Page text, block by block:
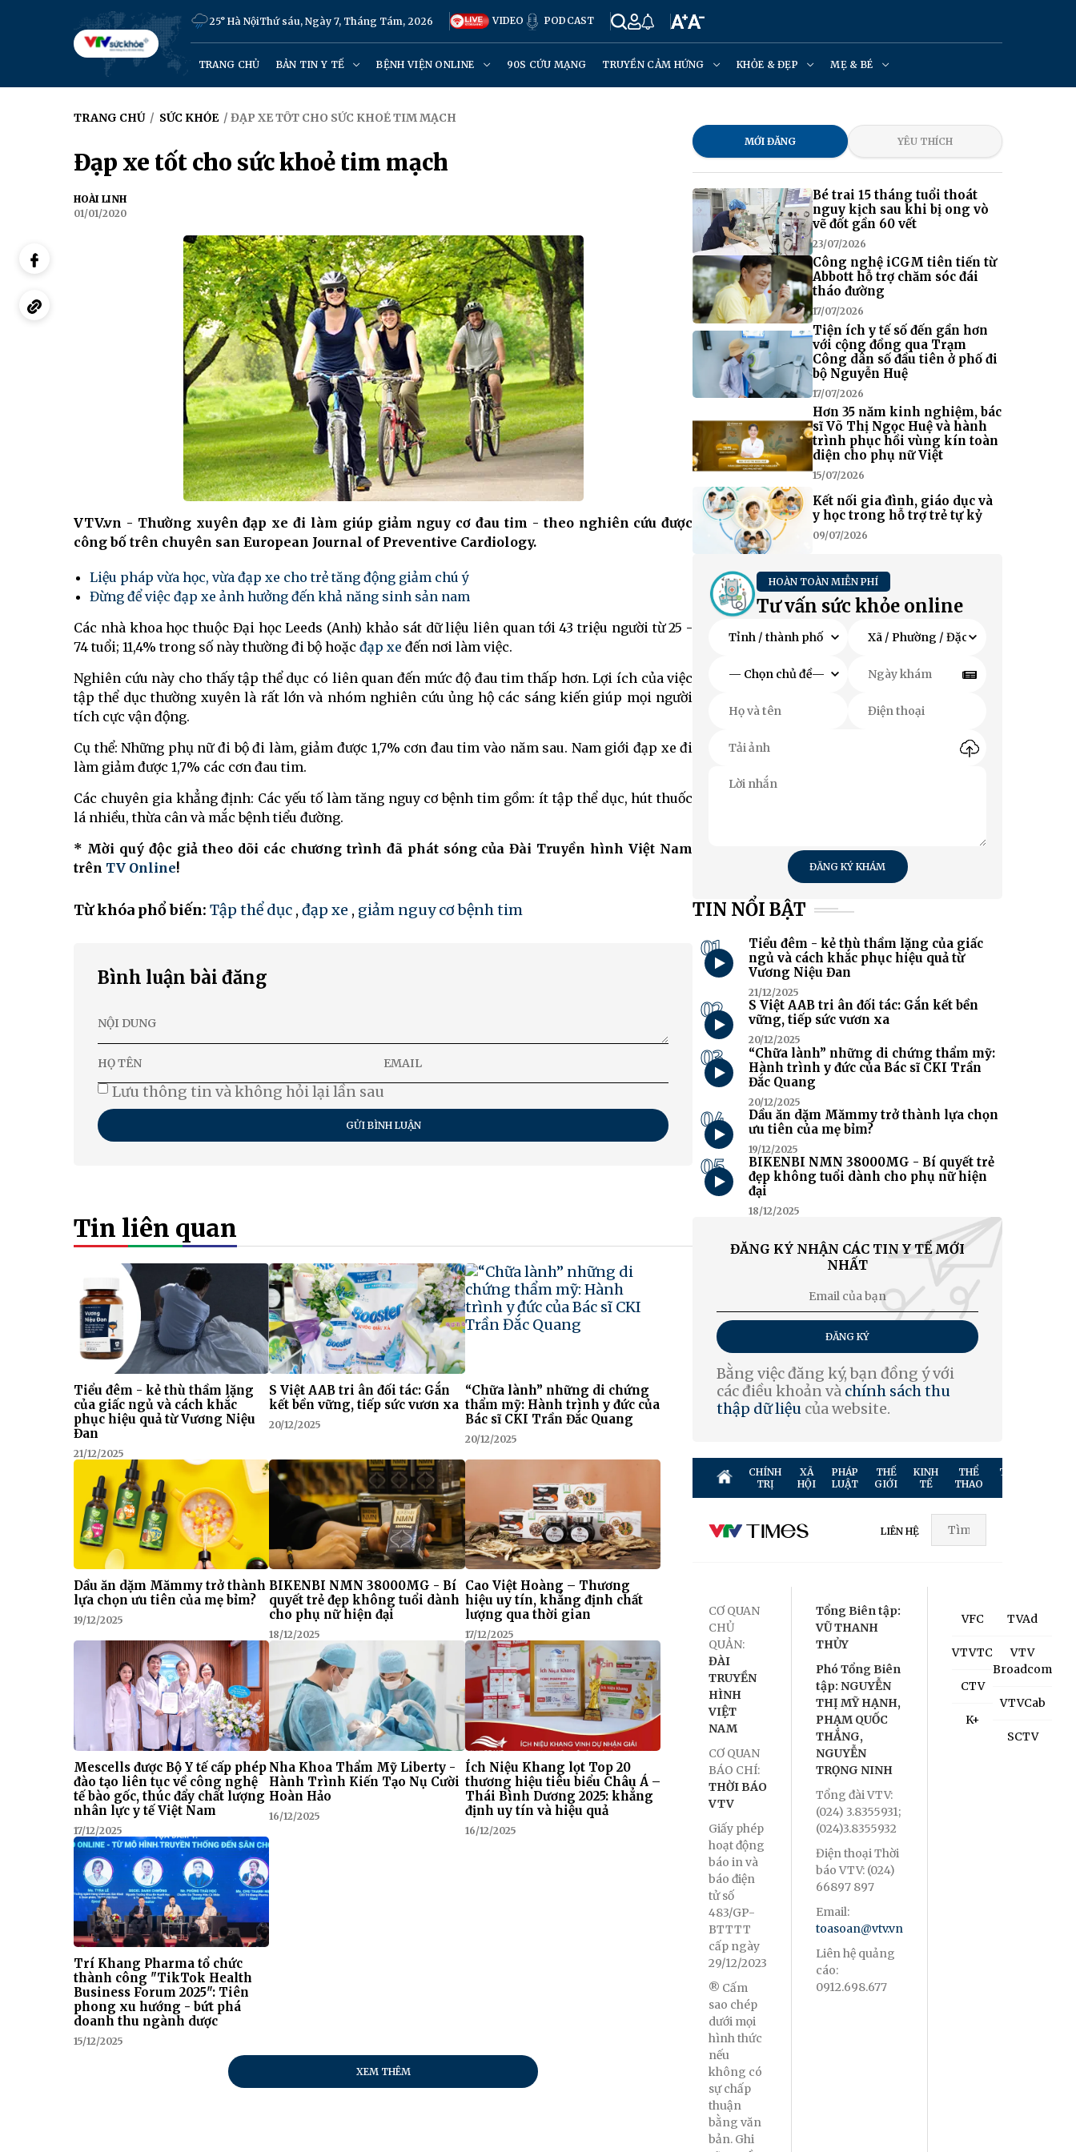
25° Hà NộiThứ sáu, Ngày 7, Tháng Tám, 2026 VIDEO PODCAST
TRANG CHỦ BẢN TIN Y TẾ BỆNH VIỆN ONLINE 90S CỨU MẠNG TRUYỀN CẢM HỨNG KHỎE & ĐẸP MẸ & BÉ
TRANG CHỦ / SỨC KHỎE / ĐẠP XE TỐT CHO SỨC KHOẺ TIM MẠCH
Đạp xe tốt cho sức khoẻ tim mạch
HOÀI LINH
01/01/2020
VTV.vn - Thường xuyên đạp xe đi làm giúp giảm nguy cơ đau tim - theo nghiên cứu được
công bố trên chuyên san European Journal of Preventive Cardiology.
Liệu pháp vừa học, vừa đạp xe cho trẻ tăng động giảm chú ý
Đừng để việc đạp xe ảnh hưởng đến khả năng sinh sản nam
Các nhà khoa học thuộc Đại học Leeds (Anh) khảo sát dữ liệu liên quan tới 43 triệu người từ 25 -
74 tuổi; 11,4% trong số này thường đi bộ hoặc đạp xe đến nơi làm việc.
Nghiên cứu này cho thấy tập thể dục có liên quan đến mức độ đau tim thấp hơn. Lợi ích của việc
tập thể dục thường xuyên là rất lớn và nhóm nghiên cứu ủng hộ các sáng kiến giúp mọi người
tích cực vận động.
Cụ thể: Những phụ nữ đi bộ đi làm, giảm được 1,7% cơn đau tim vào năm sau. Nam giới đạp xe đi
làm giảm được 1,7% các cơn đau tim.
Các chuyên gia khẳng định: Các yếu tố làm tăng nguy cơ bệnh tim gồm: ít tập thể dục, hút thuốc
lá nhiều, thừa cân và mắc bệnh tiểu đường.
* Mời quý độc giả theo dõi các chương trình đã phát sóng của Đài Truyền hình Việt Nam
trên TV Online!
Từ khóa phổ biến: Tập thể dục , đạp xe , giảm nguy cơ bệnh tim
Bình luận bài đăng
Lưu thông tin và không hỏi lại lần sau
GỬI BÌNH LUẬN
Tin liên quan
Tiểu đêm - kẻ thù thầm lặng
của giấc ngủ và cách khắc
phục hiệu quả từ Vương Niệu
Đan
21/12/2025
S Việt AAB tri ân đối tác: Gắn
kết bền vững, tiếp sức vươn xa
20/12/2025
“Chữa lành” những di chứng
thẩm mỹ: Hành trình y đức của
Bác sĩ CKI Trần Đắc Quang
20/12/2025
Dầu ăn dặm Mămmy trở thành
lựa chọn ưu tiên của mẹ bỉm?
19/12/2025
BIKENBI NMN 38000MG - Bí
quyết trẻ đẹp không tuổi dành
cho phụ nữ hiện đại
18/12/2025
Cao Việt Hoàng – Thương
hiệu uy tín, khẳng định chất
lượng qua thời gian
17/12/2025
Mescells được Bộ Y tế cấp phép
đào tạo liên tục về công nghệ
tế bào gốc, thúc đẩy chất lượng
nhân lực y tế Việt Nam
17/12/2025
Nha Khoa Thẩm Mỹ Liberty -
Hành Trình Kiến Tạo Nụ Cười
Hoàn Hảo
16/12/2025
Ích Niệu Khang lọt Top 20
thương hiệu tiêu biểu Châu Á –
Thái Bình Dương 2025: khẳng
định uy tín và hiệu quả
16/12/2025
Trí Khang Pharma tổ chức
thành công "TikTok Health
Business Forum 2025": Tiên
phong xu hướng - bứt phá
doanh thu ngành dược
15/12/2025
XEM THÊM
MỚI ĐĂNG YÊU THÍCH
Bé trai 15 tháng tuổi thoát
nguy kịch sau khi bị ong vò
vẽ đốt gần 60 vết
23/07/2026
Công nghệ iCGM tiên tiến từ
Abbott hỗ trợ chăm sóc đái
tháo đường
17/07/2026
Tiện ích y tế số đến gần hơn
với cộng đồng qua Trạm
Công dân số đầu tiên ở phố đi
bộ Nguyễn Huệ
17/07/2026
Hơn 35 năm kinh nghiệm, bác
sĩ Võ Thị Ngọc Huệ và hành
trình phục hồi vùng kín toàn
diện cho phụ nữ Việt
15/07/2026
Kết nối gia đình, giáo dục và
y học trong hỗ trợ trẻ tự kỷ
09/07/2026
HOÀN TOÀN MIỄN PHÍ
Tư vấn sức khỏe online
ĐĂNG KÝ KHÁM
TIN NỔI BẬT
01
Tiểu đêm - kẻ thù thầm lặng của giấc
ngủ và cách khắc phục hiệu quả từ
Vương Niệu Đan
21/12/2025
02
S Việt AAB tri ân đối tác: Gắn kết bền
vững, tiếp sức vươn xa
20/12/2025
03
“Chữa lành” những di chứng thẩm mỹ:
Hành trình y đức của Bác sĩ CKI Trần
Đắc Quang
20/12/2025
04
Dầu ăn dặm Mămmy trở thành lựa chọn
ưu tiên của mẹ bỉm?
19/12/2025
05
BIKENBI NMN 38000MG - Bí quyết trẻ
đẹp không tuổi dành cho phụ nữ hiện
đại
18/12/2025
ĐĂNG KÝ NHẬN CÁC TIN Y TẾ MỚI
NHẤT
ĐĂNG KÝ
Bằng việc đăng ký, bạn đồng ý với
các điều khoản và chính sách thu
thập dữ liệu của website.
CHÍNH
TRỊ
XÃ
HỘI
PHÁP
LUẬT
THẾ
GIỚI
KINH
TẾ
THỂ
THAO
TRUYỀN
LIÊN HỆ
CƠ QUAN
CHỦ
QUẢN:
ĐÀI
TRUYỀN
HÌNH
VIỆT
NAM
CƠ QUAN
BÁO CHÍ:
THỜI BÁO
VTV
Giấy phép
hoạt động
báo in và
báo điện
tử số
483/GP-
BTTTT
cấp ngày
29/12/2023
® Cấm
sao chép
dưới mọi
hình thức
nếu
không có
sự chấp
thuận
bằng văn
bản. Ghi
Tổng Biên tập:
VŨ THANH
THỦY
Phó Tổng Biên
tập: NGUYỄN
THỊ MỸ HẠNH,
PHẠM QUỐC
THẮNG,
NGUYỄN
TRỌNG NINH
Tổng đài VTV:
(024) 3.8355931;
(024)3.8355932
Điện thoại Thời
báo VTV: (024)
66897 897
Email:
toasoan@vtv.vn
Liên hệ quảng
cáo:
0912.698.677
VFC
VTVTC
CTV
K+
TVAd
VTV
Broadcom
VTVCab
SCTV